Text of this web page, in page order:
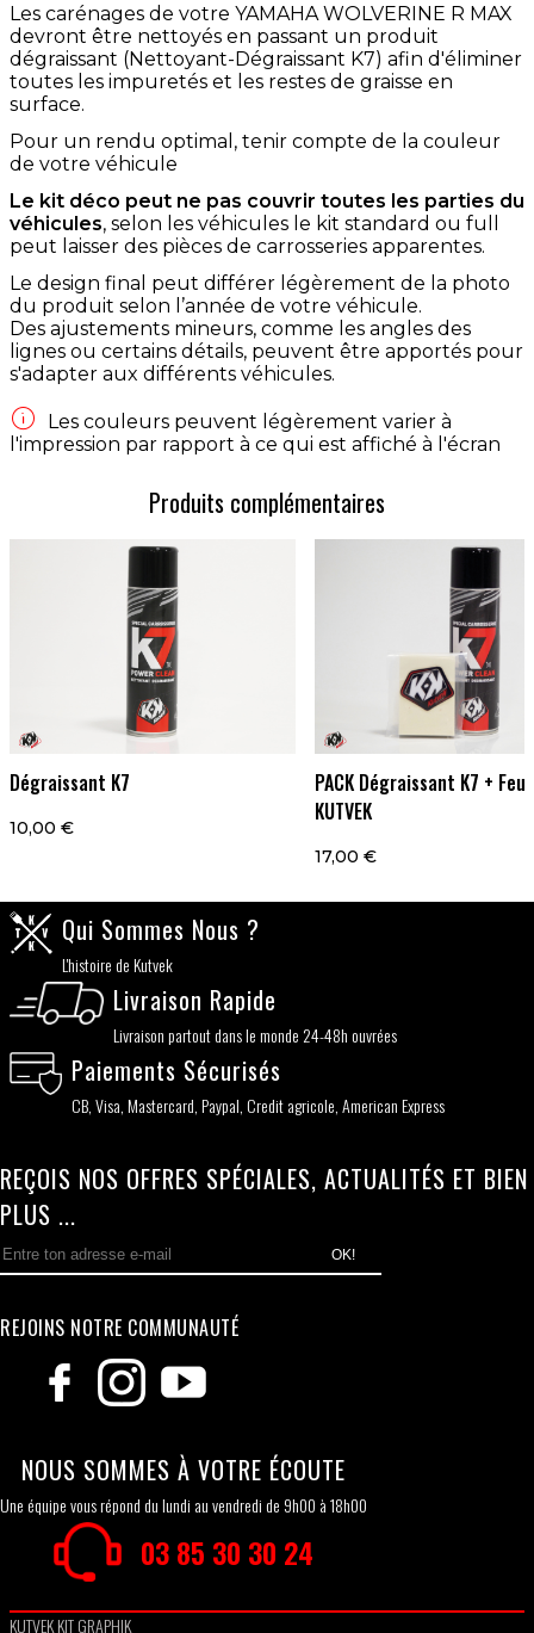
Les carénages de votre YAMAHA WOLVERINE R MAX
devront être nettoyés en passant un produit
dégraissant (Nettoyant-Dégraissant K7) afin d'éliminer
toutes les impuretés et les restes de graisse en
surface.
Pour un rendu optimal, tenir compte de la couleur
de votre véhicule
Le kit déco peut ne pas couvrir toutes les parties du
véhicules, selon les véhicules le kit standard ou full
peut laisser des pièces de carrosseries apparentes.
Le design final peut différer légèrement de la photo
du produit selon l’année de votre véhicule.
Des ajustements mineurs, comme les angles des
lignes ou certains détails, peuvent être apportés pour
s'adapter aux différents véhicules.

Les couleurs peuvent légèrement varier à
l'impression par rapport à ce qui est affiché à l'écran
Produits complémentaires
Dégraissant K7
10,00 €
PACK Dégraissant K7 +
KUTVEK
17,00 €
Qui Sommes Nous ?
L'histoire de Kutvek
Livraison Rapide
Livraison partout dans le monde 24-48h ouvrées
Paiements Sécurisés
CB, Visa, Mastercard, Paypal, Credit agricole, American Express
REÇOIS NOS OFFRES SPÉCIALES, ACTUALITÉS ET BIEN
PLUS ...
OK!
REJOINS NOTRE COMMUNAUTÉ
NOUS SOMMES À VOTRE ÉCOUTE
Une équipe vous répond du lundi au vendredi de 9h00 à 18h00
03 85 30 30 24
KUTVEK KIT GRAPHIK